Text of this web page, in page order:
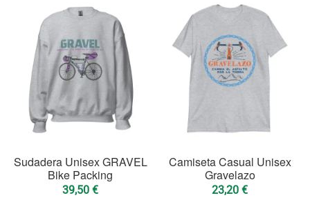
Sudadera Unisex GRAVEL
Bike Packing
39,50 €
Camiseta Casual Unisex
Gravelazo
23,20 €